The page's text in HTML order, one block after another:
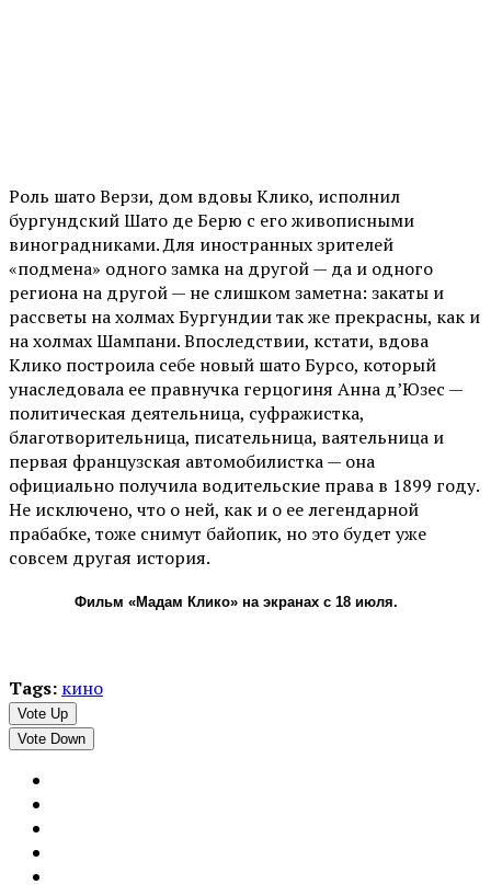
Роль шато Верзи, дом вдовы Клико, исполнил
бургундский Шато де Берю с его живописными
виноградниками. Для иностранных зрителей
«подмена» одного замка на другой — да и одного
региона на другой — не слишком заметна: закаты и
рассветы на холмах Бургундии так же прекрасны, как и
на холмах Шампани. Впоследствии, кстати, вдова
Клико построила себе новый шато Бурсо, который
унаследовала ее правнучка герцогиня Анна д’Юзес —
политическая деятельница, суфражистка,
благотворительница, писательница, ваятельница и
первая французская автомобилистка — она
официально получила водительские права в 1899 году.
Не исключено, что о ней, как и о ее легендарной
прабабке, тоже снимут байопик, но это будет уже
совсем другая история.
Фильм «Мадам Клико» на экранах с 18 июля.
Tags: кино
Vote Up
Vote Down